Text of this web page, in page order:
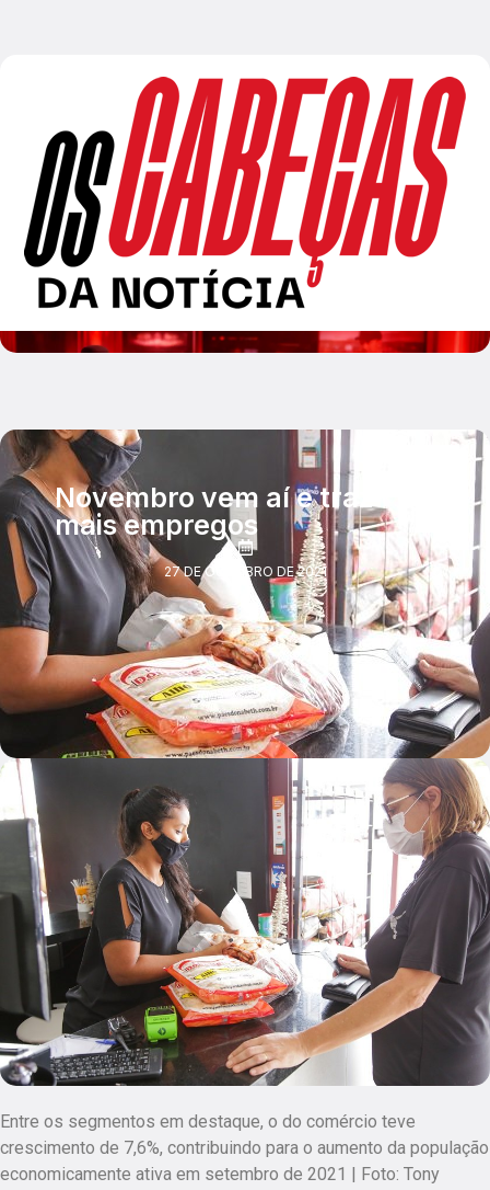
Novembro vem aí e traz
mais empregos
27 DE OUTUBRO DE 2021
Entre os segmentos em destaque, o do comércio teve
crescimento de 7,6%, contribuindo para o aumento da população
economicamente ativa em setembro de 2021 | Foto: Tony